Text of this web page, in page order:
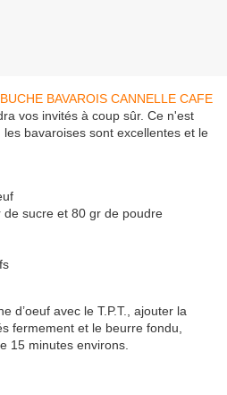
vos invités à coup sûr. Ce n'est
bavaroises sont excellentes et le
de sucre et 80 gr de poudre
d’oeuf avec le T.P.T., ajouter la
fermement et le beurre fondu,
15 minutes environs.